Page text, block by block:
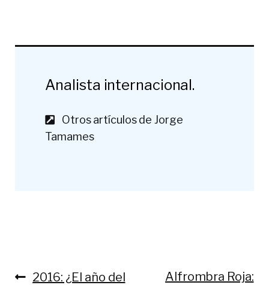
Analista internacional.
Otros artículos de Jorge
Tamames
Anterior:
2016: ¿El año del
Siguiente:
Alfrombra Roja: